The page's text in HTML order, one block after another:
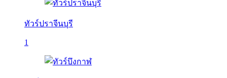
ทัวร์ปราจีนบุรี
1